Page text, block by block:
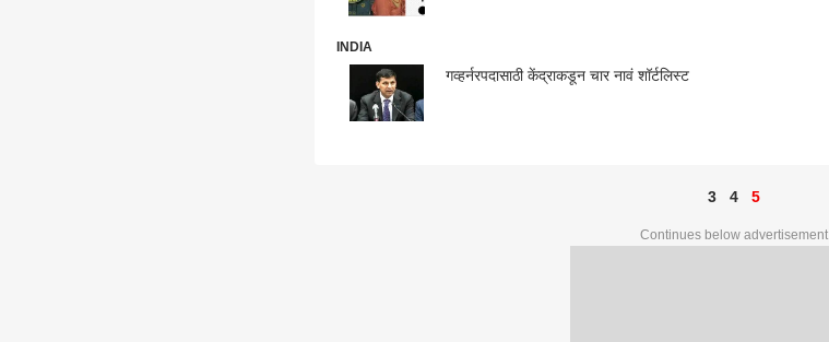
INDIA
गव्हर्नरपदासाठी केंद्राकडून चार नावं शॉर्टलिस्ट
3 4 5
Continues below advertisement